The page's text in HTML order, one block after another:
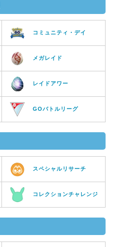
コミュニティ・デイ
メガレイド
レイドアワー
GOバトルリーグ
スペシャルリサーチ
コレクションチャレンジ